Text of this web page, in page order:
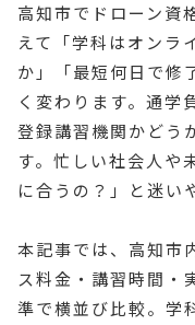
高知市でドローン資
えて「学科はオンラ
か」「最短何日で修
く変わります。通学
登録講習機関かどう
す。忙しい社会人や
に合うの？」と迷い
本記事では、高知市
ス料金・講習時間・
準で横並び比較。学